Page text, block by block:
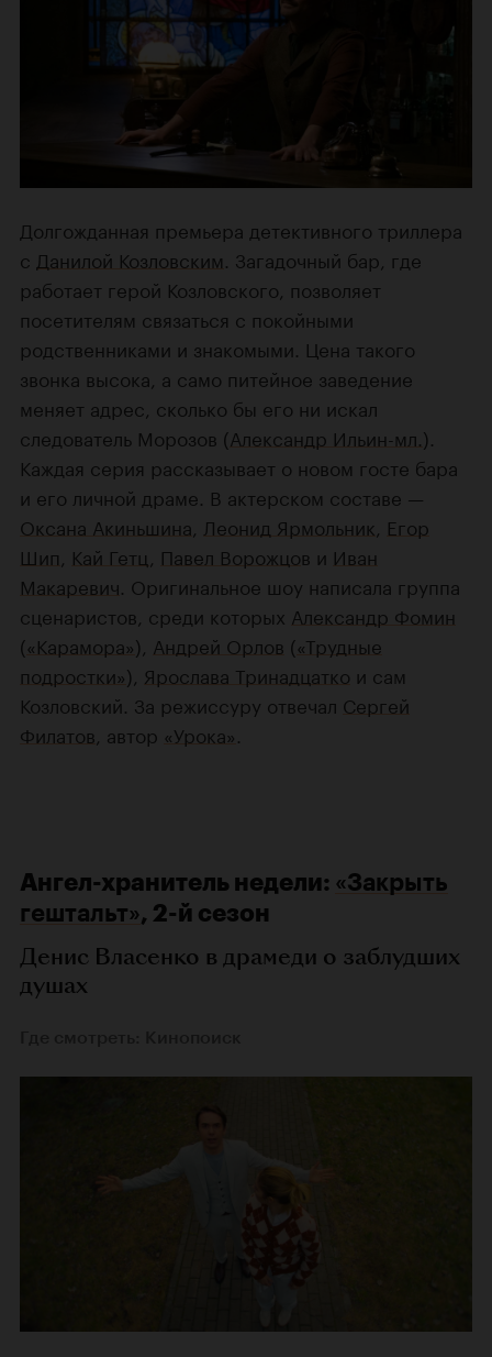
Долгожданная премьера детективного триллера
с Данилой Козловским. Загадочный бар, где
работает герой Козловского, позволяет
посетителям связаться с покойными
родственниками и знакомыми. Цена такого
звонка высока, а само питейное заведение
меняет адрес, сколько бы его ни искал
следователь Морозов (Александр Ильин-мл.).
Каждая серия рассказывает о новом госте бара
и его личной драме. В актерском составе —
Оксана Акиньшина, Леонид Ярмольник, Егор
Шип, Кай Гетц, Павел Ворожцов и Иван
Макаревич. Оригинальное шоу написала группа
сценаристов, среди которых Александр Фомин
(«Карамора»), Андрей Орлов («Трудные
подростки»), Ярослава Тринадцатко и сам
Козловский. За режиссуру отвечал Сергей
Филатов, автор «Урока».
Ангел-хранитель недели: «Закрыть
гештальт», 2-й сезон
Денис Власенко в драмеди о заблудших
душах